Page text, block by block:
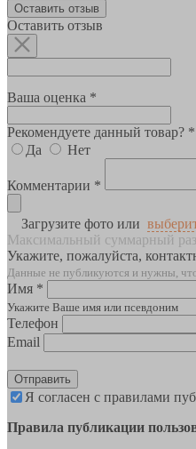
Оставить отзыв
Оставить отзыв
Ваша оценка *
Рекомендуете данный товар? *
Да
Нет
Комментарии *
Загрузите фото или
Максимальный суммарный
Укажите, пожалуйста,
Данные не публикуются и нужны,
Имя *
Укажите Ваше имя или псевдоним
Телефон
Email
Отправить
Я согласен с правилами
Правила публикации